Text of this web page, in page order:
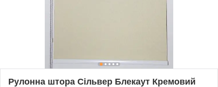
Рулонна штора Сільвер Блекаут Кремовий